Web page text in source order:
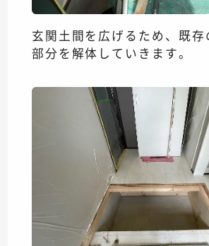
玄関土間を広げるため、既存
部分を解体していきます。